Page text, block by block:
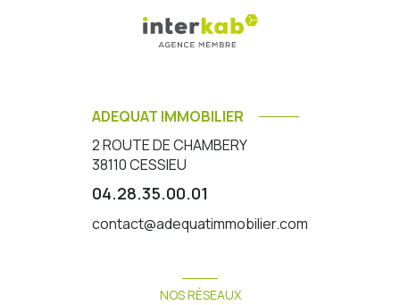
ADEQUAT IMMOBILIER
2 ROUTE DE CHAMBERY
38110CESSIEU
04.28.35.00.01
contact@adequatimmobilier.com
NOS RÉSEAUX